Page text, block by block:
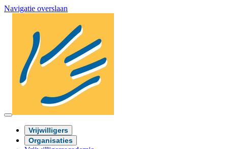
Navigatie overslaan
Vrijwilligers
Organisaties